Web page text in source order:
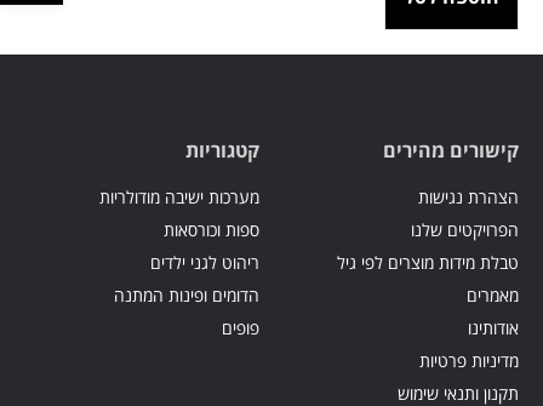
קישורים מהירים
הצהרת נגישות
הפרויקטים שלנו
טבלת מידות מוצרים לפי גיל
מאמרים
אודותינו
מדיניות פרטיות
תקנון ותנאי שימוש
קטגוריות
מערכות ישיבה מודולריות
ספות וכורסאות
ריהוט לגני ילדים
הדומים ופינות המתנה
פופים